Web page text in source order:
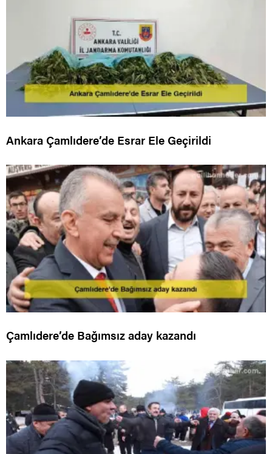
Ankara Çamlıdere’de Esrar Ele Geçirildi
Çamlıdere’de Bağımsız aday kazandı